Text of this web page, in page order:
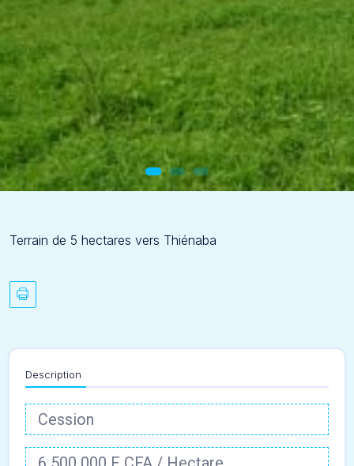
Terrain de 5 hectares vers Thiénaba
Description
Cession